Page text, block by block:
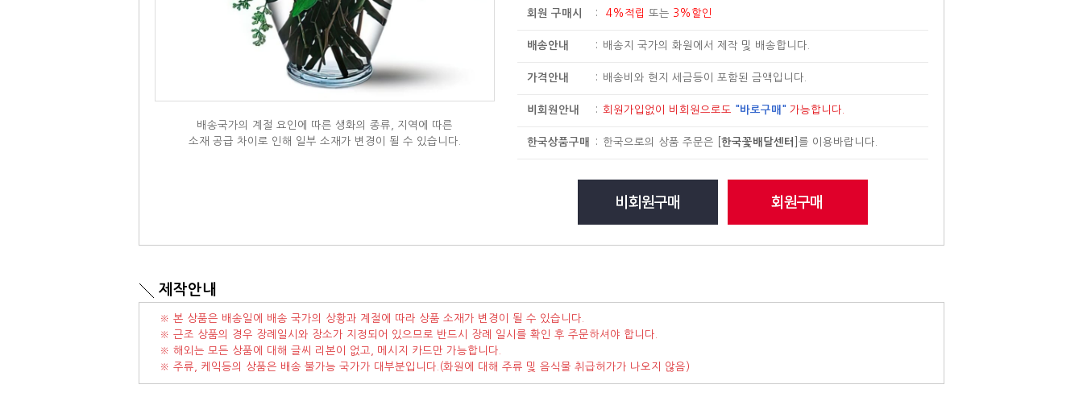
배송국가의 계절 요인에 따른 생화의 종류, 지역에 따른
소재 공급 차이로 인해 일부 소재가 변경이 될 수 있습니다.
회원 구매시 : 4%적립 또는 3%할인
배송안내 : 배송지 국가의 화원에서 제작 및 배송합니다.
가격안내 : 배송비와 현지 세금등이 포함된 금액입니다.
비회원안내 : 회원가입없이 비회원으로도 "바로구매" 가능합니다.
한국상품구매 : 한국으로의 상품 주문은 한국꽃배달센터 를 이용바랍니다.
제작안내
※ 본 상품은 배송일에 배송 국가의 상황과 계절에 따라 상품 소재가 변경이 될 수 있습니다.
※ 근조 상품의 경우 장례일시와 장소가 지정되어 있으므로 반드시 장례 일시를 확인 후 주문하셔야 합니다.
※ 해외는 모든 상품에 대해 글씨 리본이 없고, 메시지 카드만 가능합니다.
※ 주류, 케익등의 상품은 배송 불가능 국가가 대부분입니다.(화원에 대해 주류 및 음식물 취급허가가 나오지 않음)